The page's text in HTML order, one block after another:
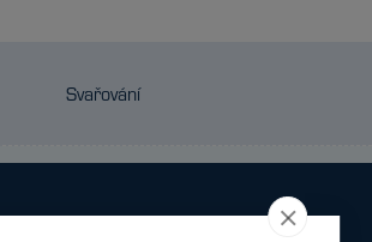
Svařování